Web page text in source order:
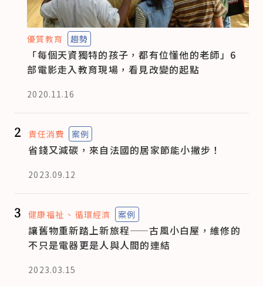
優質教育 趨勢
「每個天資獨特的孩子，都有位懂他的老師」6
部電影走入教育現場，看見改變的起點
2020.11.16
2 責任消費 案例
省錢又減碳，來自法國的居家節能小撇步！
2023.09.12
3 健康福祉 循環經濟 案例
讓舊物重新踏上新旅程——古風小白屋，維修的
不只是電器更是人與人間的連結
2023.03.15